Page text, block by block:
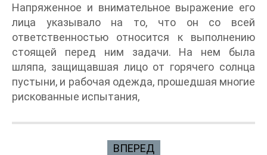
Напряженное и внимательное выражение его
лица указывало на то, что он со всей
ответственностью относится к выполнению
стоящей перед ним задачи. На нем была
шляпа, защищавшая лицо от горячего солнца
пустыни, и рабочая одежда, прошедшая многие
рискованные испытания,
ВПЕРЕД